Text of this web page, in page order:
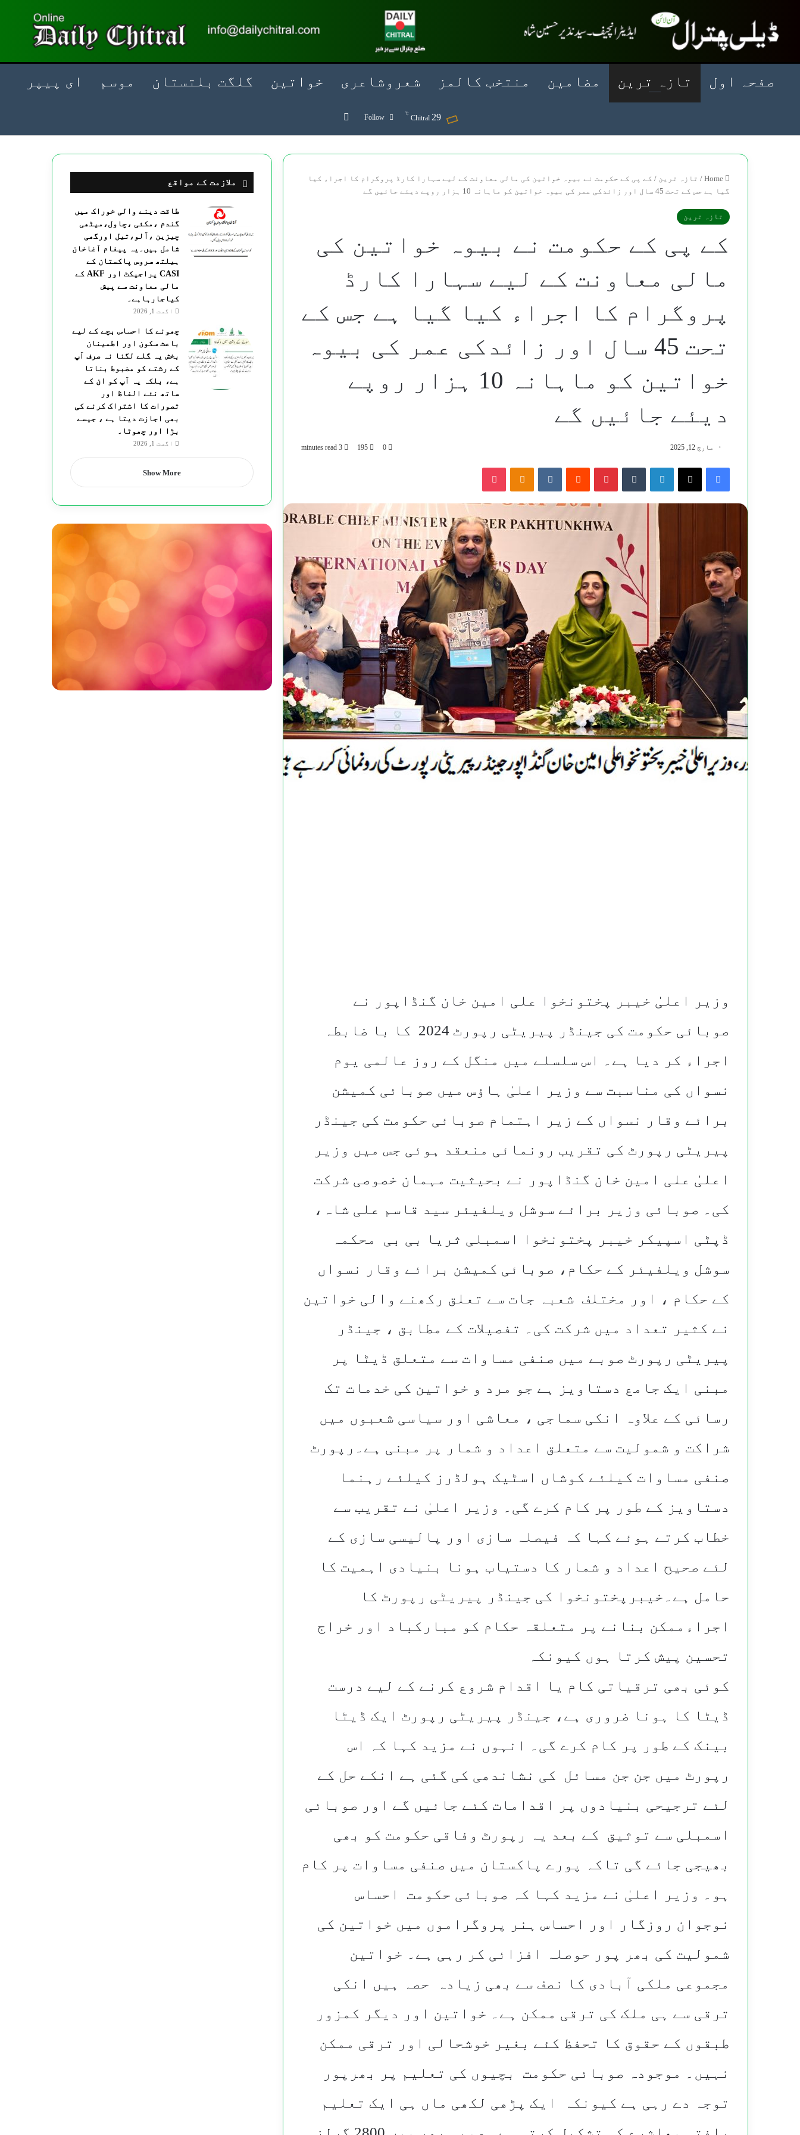
صفحہ اول تازہ ترین مضامین منتخب کالمز شعروشاعری خواتین گلگت بلتستان موسم ای پیپر
Chitral 29
℃
Follow
/ تازہ ترین / کے پی کے حکومت نے بیوہ خواتین کی مالی معاونت کے لیے سہارا کارڈ پروگرام کا اجراء کیا
گیا ہے جس کے تحت 45 سال اور زائدکی عمر کی بیوہ خواتین کو ماہانہ 10 ہزار روپے دیئے جائیں گے
تازہ ترین
کے پی کے حکومت نے بیوہ خواتین کی
مالی معاونت کے لیے سہارا کارڈ
پروگرام کا اجراء کیا گیا ہے جس کے
تحت 45 سال اور زائدکی عمر کی بیوہ
خواتین کو ماہانہ 10 ہزار روپے
دیئے جائیں گے
مارچ 12, 2025 0
195
Facebook
X
LinkedIn
Tumblr
Pinterest
Reddit
VKontakte
Odnoklassniki
Pocket
وزیر اعلیٰ خیبر پختونخوا علی امین خان گنڈاپور نے
صوبائی حکومت کی جینڈر پیریٹی رپورٹ 2024 کا با ضابطہ
اجراء کر دیا ہے۔ اس سلسلے میں منگل کے روز عالمی یوم
نسواں کی مناسبت سے وزیر اعلیٰ ہاؤس میں صوبائی کمیشن
برائے وقار نسواں کے زیر اہتمام صوبائی حکومت کی جینڈر
پیریٹی رپورٹ کی تقریب رونمائی منعقد ہوئی جس میں وزیر
اعلیٰ علی امین خان گنڈاپور نے بحیثیت مہمان خصوصی شرکت
کی۔ صوبائی وزیر برائے سوشل ویلفیئر سید قاسم علی شاہ،
ڈپٹی اسپیکر خیبر پختونخوا اسمبلی ثریا بی بی محکمہ
سوشل ویلفیئر کے حکام، صوبائی کمیشن برائے وقار نسواں
کے حکام ، اور مختلف شعبہ جات سے تعلق رکھنے والی خواتین
نے کثیر تعداد میں شرکت کی۔ تفصیلات کے مطابق ، جینڈر
پیریٹی رپورٹ صوبے میں صنفی مساوات سے متعلق ڈیٹا پر
مبنی ایک جامع دستاویز ہے جو مرد و خواتین کی خدمات تک
رسائی کے علاوہ انکی سماجی ، معاشی اور سیاسی شعبوں میں
شراکت و شمولیت سے متعلق اعداد و شمار پر مبنی ہے۔رپورٹ
صنفی مساوات کیلئے کوشاں اسٹیک ہولڈرز کیلئے رہنما
دستاویز کے طور پر کام کرے گی۔ وزیر اعلیٰ نے تقریب سے
خطاب کرتے ہوئے کہا کہ فیصلہ سازی اور پالیسی سازی کے
لئے صحیح اعداد و شمار کا دستیاب ہونا بنیادی اہمیت کا
حامل ہے۔خیبرپختونخوا کی جینڈر پیریٹی رپورٹ کا
اجراءممکن بنانے پر متعلقہ حکام کو مبارکباد اور خراج
تحسین پیش کرتا ہوں کیونکہ
کوئی بھی ترقیاتی کام یا اقدام شروع کرنے کے لیے درست
ڈیٹا کا ہونا ضروری ہے، جینڈر پیریٹی رپورٹ ایک ڈیٹا
بینک کے طور پر کام کرے گی۔ انہوں نے مزید کہا کہ اس
رپورٹ میں جن جن مسائل کی نشاندھی کی گئی ہے انکے حل کے
لئے ترجیحی بنیادوں پر اقدامات کئے جائیں گے اور صوبائی
اسمبلی سے توثیق کے بعد یہ رپورٹ وفاقی حکومت کو بھی
بھیجی جائے گی تاکہ پورے پاکستان میں صنفی مساوات پر کام
ہو۔ وزیر اعلیٰ نے مزید کہا کہ صوبائی حکومت احساس
نوجوان روزگار اور احساس ہنر پروگراموں میں خواتین کی
شمولیت کی بھر پور حوصلہ افزائی کر رہی ہے۔ خواتین
مجموعی ملکی آبادی کا نصف سے بھی زیادہ حصہ ہیں انکی
ترقی سے ہی ملک کی ترقی ممکن ہے۔ خواتین اور دیگر کمزور
طبقوں کے حقوق کا تحفظ کئے بغیر خوشحالی اور ترقی ممکن
نہیں۔ موجودہ صوبائی حکومت بچیوں کی تعلیم پر بھرپور
توجہ دے رہی ہے کیونکہ ایک پڑھی لکھی ماں ہی ایک تعلیم
ملازمت کے مواقع
طاقت دینے والی خوراک میں
گندم ،مکئی ،چاول،میٹھی
چیزین ،آلو،تیل اورگھی
شامل ہیں۔یہ پیغام آغاخان
ہیلتھ سروس پاکستان کے
CASI پراجیکٹ اور AKF کے
مالی معاونت سے پیش
کیاجارہاہے۔
اگست 1, 2026
چھونے کا احساس بچے کے لیے
باعث سکون اور اطمینان
بخش یہ گلے لگنا نہ صرف آپ
کے رشتے کو مضبوط بناتا
ہے، بلکہ یہ آپ کو ان کے
ساتھ نئے الفاظ اور
تصورات کا اشتراک کرنے کی
بھی اجازت دیتا ہے ، جیسے
بڑا اور چھوٹا۔
اگست 1, 2026
Show More